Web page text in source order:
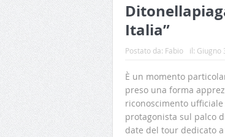
Italia”
Postato da: Fabio il: Giugno
È un momento
preso una forma
riconoscimento
protagonista sul palco
date del tour dedicato a